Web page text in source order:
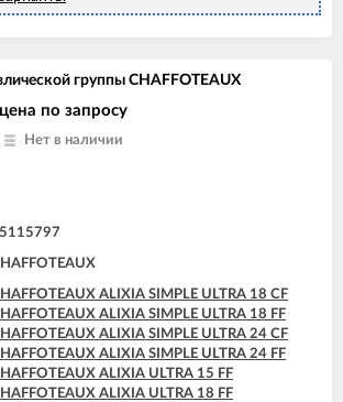
PIGMA ULTRA SYSTEM 25 CF
PIGMA ULTRA SYSTEM 35 FF
группы CHAFFOTEAUX
цена по запросу
Нет в наличии
ALIXIA SIMPLE ULTRA 18 CF
ALIXIA SIMPLE ULTRA 18 FF
ALIXIA SIMPLE ULTRA 24 CF
ALIXIA SIMPLE ULTRA 24 FF
ALIXIA ULTRA 15 FF
ALIXIA ULTRA 18 FF